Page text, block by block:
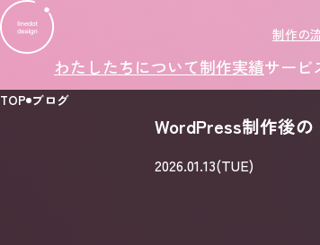
制作の
わたしたちについて制作実績サービ
TOP ブログ
WordPress制作後
2026.01.13(TUE)